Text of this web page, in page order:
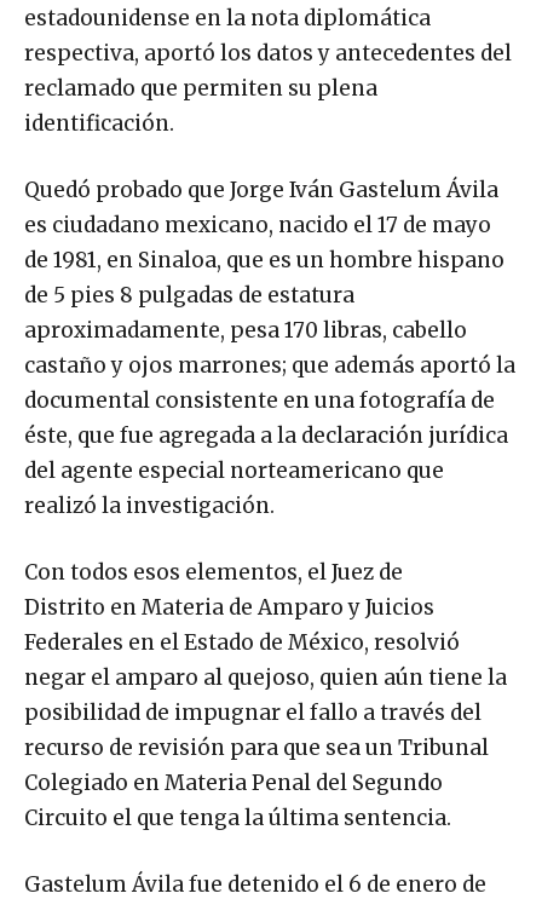
estadounidense en la nota diplomática
respectiva, aportó los datos y antecedentes del
reclamado que permiten su plena
identificación.
Quedó probado que Jorge Iván Gastelum Ávila
es ciudadano mexicano, nacido el 17 de mayo
de 1981, en Sinaloa, que es un hombre hispano
de 5 pies 8 pulgadas de estatura
aproximadamente, pesa 170 libras, cabello
castaño y ojos marrones; que además aportó la
documental consistente en una fotografía de
éste, que fue agregada a la declaración jurídica
del agente especial norteamericano que
realizó la investigación.
Con todos esos elementos, el Juez de
Distrito en Materia de Amparo y Juicios
Federales en el Estado de México, resolvió
negar el amparo al quejoso, quien aún tiene la
posibilidad de impugnar el fallo a través del
recurso de revisión para que sea un Tribunal
Colegiado en Materia Penal del Segundo
Circuito el que tenga la última sentencia.
Gastelum Ávila fue detenido el 6 de enero de